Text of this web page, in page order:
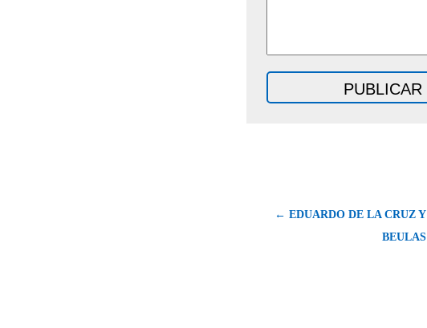
← EDUARDO DE LA CRUZ Y
BEULAS